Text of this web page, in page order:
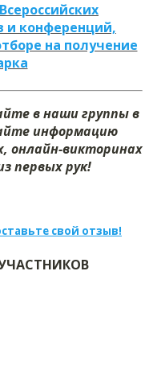
и конференций,
на получение
в наши группы в
информацию
онлайн-викторинах
первых рук!
свой отзыв!